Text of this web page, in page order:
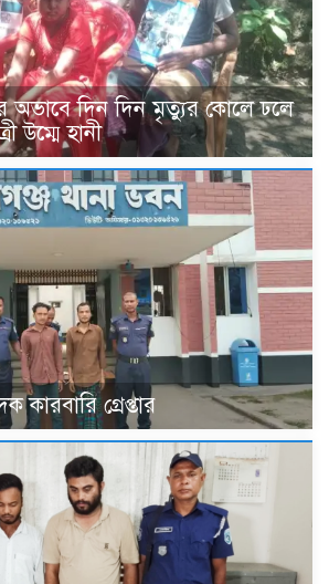
অভাবে দিন দিন মৃত্যুর কোলে ঢলে
উম্মে হানী
কারবারি গ্রেপ্তার